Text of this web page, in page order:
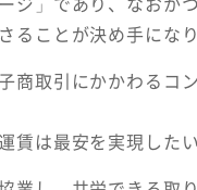
ことが決め手になり
商取引にかかわるコ
は最安を実現した